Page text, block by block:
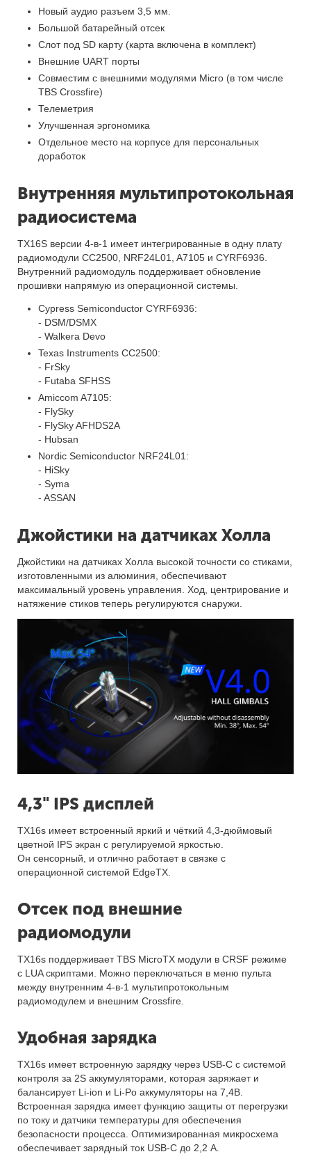
Новый аудио разъем 3,5 мм.
Большой батарейный отсек
Слот под SD карту (карта включена в комплект)
Внешние UART порты
Совместим с внешними модулями Micro (в том числе
TBS Crossfire)
Телеметрия
Улучшенная эргономика
Отдельное место на корпусе для персональных
доработок
Внутренняя мультипротокольная
радиосистема
TX16S версии 4-в-1 имеет интегрированные в одну плату
радиомодули CC2500, NRF24L01, A7105 и CYRF6936.
Внутренний радиомодуль поддерживает обновление
прошивки напрямую из операционной системы.
Cypress Semiconductor CYRF6936:
- DSM/DSMX
- Walkera Devo
Texas Instruments CC2500:
- FrSky
- Futaba SFHSS
Amiccom A7105:
- FlySky
- FlySky AFHDS2A
- Hubsan
Nordic Semiconductor NRF24L01:
- HiSky
- Syma
- ASSAN
Джойстики на датчиках Холла
Джойстики на датчиках Холла высокой точности со стиками,
изготовленными из алюминия, обеспечивают
максимальный уровень управления. Ход, центрирование и
натяжение стиков теперь регулируются снаружи.
4,3" IPS дисплей
TX16s имеет встроенный яркий и чёткий 4,3-дюймовый
цветной IPS экран с регулируемой яркостью.
Он сенсорный, и отлично работает в связке с
операционной системой EdgeTX.
Отсек под внешние
радиомодули
TX16s поддерживает TBS MicroTX модули в CRSF режиме
с LUA скриптами. Можно переключаться в меню пульта
между внутренним 4-в-1 мультипротокольным
радиомодулем и внешним Crossfire.
Удобная зарядка
TX16s имеет встроенную зарядку через USB-C с системой
контроля за 2S аккумуляторами, которая заряжает и
балансирует Li-ion и Li-Po аккумуляторы на 7,4В.
Встроенная зарядка имеет функцию защиты от перегрузки
по току и датчики температуры для обеспечения
безопасности процесса. Оптимизированная микросхема
обеспечивает зарядный ток USB-C до 2,2 А.